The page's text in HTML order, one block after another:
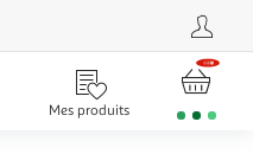
Mes produits